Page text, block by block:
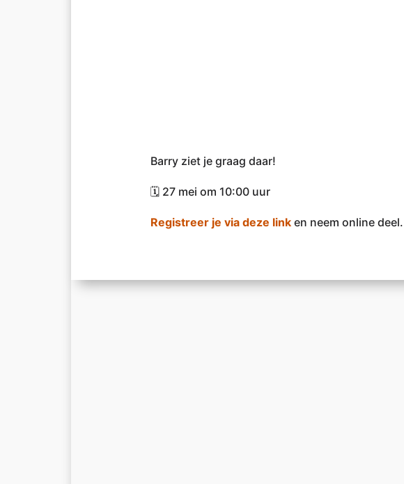
Barry ziet je graag daar!
🗓️ 27 mei om 10:00 uur
Registreer je via deze link en neem online deel.